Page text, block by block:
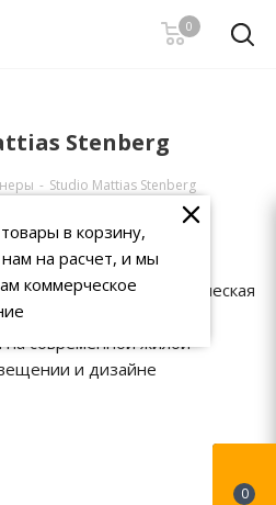
0
Stenberg
- Studio Mattias Stenberg
- это смешанная творческая
Стокгольме, Швеция.
современной жилой
и дизайне
0
в корзину,
на расчет, и мы
коммерческое